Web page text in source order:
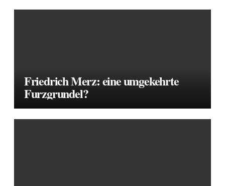
Friedrich Merz: eine umgekehrte
Furzgrundel?